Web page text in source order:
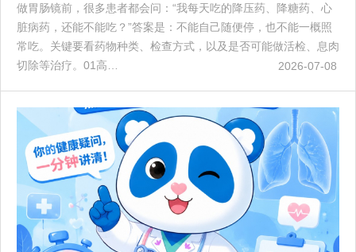
2026-07-08
做胃肠镜前，很多患者都会问：“我每天吃的降压药、降糖药、心
脏病药，还能不能吃？”答案是：不能自己随便停，也不能一概照
常吃。关键要看药物种类、检查方式，以及是否可能做活检、息肉
切除等治疗。01高…